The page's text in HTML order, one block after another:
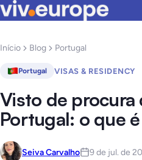
Início Blog Portugal
Portugal VISAS & RESIDENCY
Visto de procura
Portugal: o que
Seiva Carvalho 9 de jul. de